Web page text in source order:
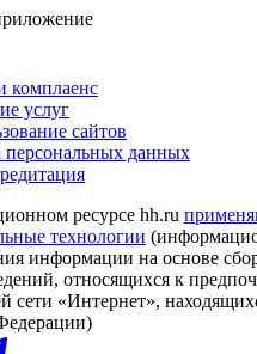
комплаенс
услуг
сайтов
персональных данных
ресурсе hh.ru
технологии
информации на основе
относящихся к
сети «Интернет»,